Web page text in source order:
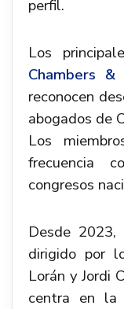
perfil.
Los
Chambers &
reconocen
abogados de
Los
frecuencia
congresos
Desde 2023,
dirigido por
Lorán y Jordi
centra en la